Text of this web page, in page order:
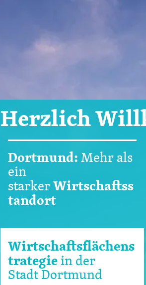
Herzlich
Dortmund:Mehr als
ein
starkerWirtschaftss
tandort
Wirtschaftsflächens
trategiein der
Stadt Dortmund